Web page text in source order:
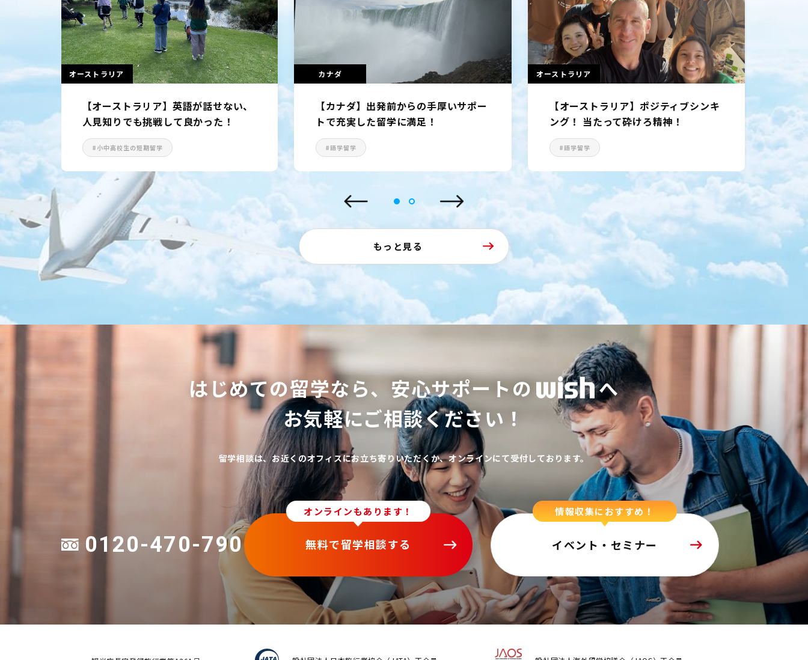
カナダ
【カナダ】出発前からの手厚いサポー
トで充実した留学に満足！
#語学留学
オーストラリア
【オーストラリア】ポジティブシンキ
ング！ 当たって砕けろ精神！
#語学留学
カナダ
【カナダ】何歳からでもチャレンジは
することができる
#語学留学
オースト
【オ
もの
もっと見る
はじめての留学なら、 安心サポートの
へ
お気軽にご相談ください！
留学相談は、お近くのオフィスにお立ち寄りいただくか、オンラインにて受付しております。
0120-470-790
オンラインもあります！
無料で留学相談する
情報収集におすすめ！
イベント・セミナー